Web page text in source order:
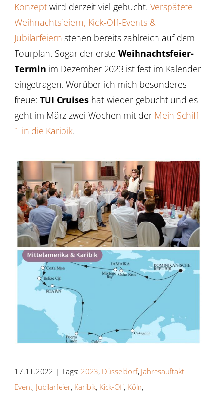
Konzeptwird derzeit viel gebucht. Verspätete
Weihnachtsfeiern, Kick-Off-Events &
Jubilarfeiern stehen bereits zahlreich auf dem
Tourplan. Sogar der erste Weihnachtsfeier-
Termin im Dezember 2023 ist fest im Kalender
eingetragen. Worüber ich mich besonderes
freue: TUI Cruiseshat wieder gebucht und es
geht im März zwei Wochen mit der Mein Schiff
1 in die Karibik.
17.11.2022 | Tags: 2023, Düsseldorf, Jahresauftakt-
Event, Jubilarfeier, Karibik, Kick-Off, Köln,